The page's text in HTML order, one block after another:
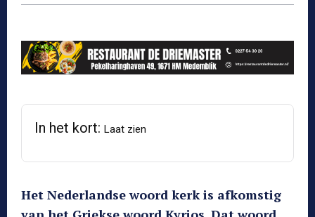
In het kort: Laat zien
Het Nederlandse woord kerk is afkomstig